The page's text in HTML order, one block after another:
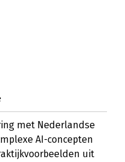
met Nederlandse
AI-concepten
uit